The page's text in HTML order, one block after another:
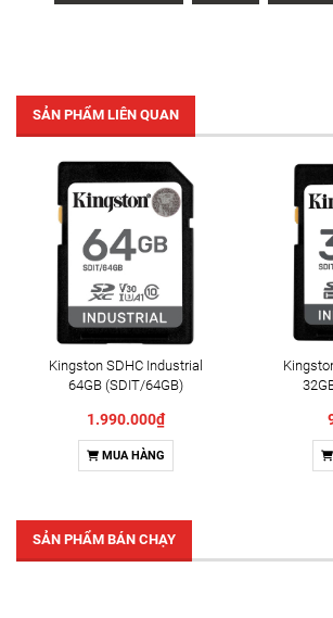
SẢN PHẨM LIÊN QUAN
Kingston SDHC Industrial
64GB (SDIT/64GB)
1.990.000₫
MUA HÀNG
SẢN PHẨM BÁN CHẠY